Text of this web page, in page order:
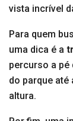
vista incrível
Para quem
uma dica é a
percurso a pé
do parque até
altura.